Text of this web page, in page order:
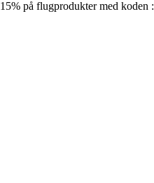
15% på flugprodukter med koden :